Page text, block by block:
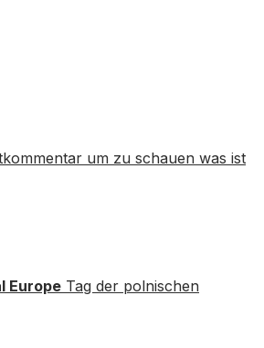
um zu schauen was ist
Europe Tag der polnischen